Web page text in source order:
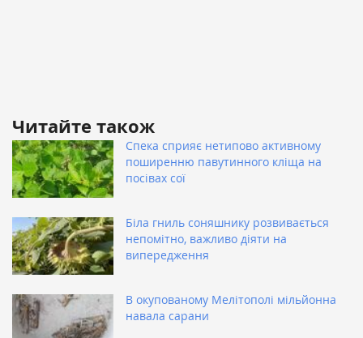
Читайте також
Спека сприяє нетипово активному
поширенню павутинного кліща на
посівах сої
Біла гниль соняшнику розвивається
непомітно, важливо діяти на
випередження
В окупованому Мелітополі мільйонна
навала сарани